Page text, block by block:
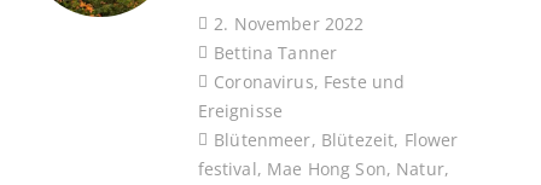
2. November 2022
Bettina Tanner
Coronavirus, Feste und
Ereignisse
Blütenmeer, Blütezeit, Flower
festival, Mae Hong Son, Natur,